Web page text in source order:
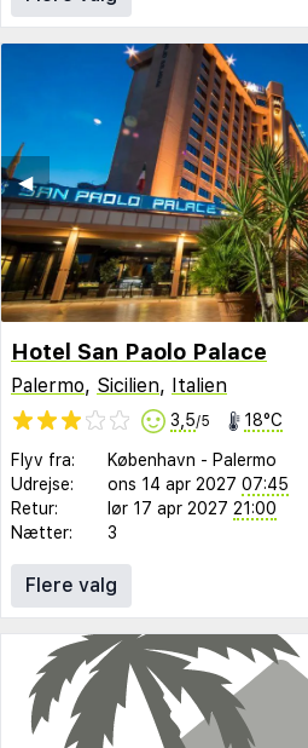
◀︎
Hotel San Paolo Palace
Palermo, Sicilien, Italien
3,5/5 18°C
Flyv fra: København - Palermo
Udrejse:
ons 14 apr 2027 07:45
Retur:
lør 17 apr 2027 21:00
Nætter:
3
Flere valg